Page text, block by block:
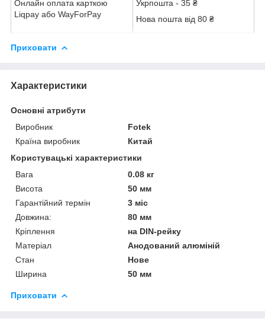
Онлайн оплата карткою
Liqpay або WayForPay
Укрпошта - 35 ₴
Нова пошта від 80 ₴
Приховати
Характеристики
Основні атрибути
Виробник
Fotek
Країна виробник
Китай
Користувацькі характеристики
Вага
0.08 кг
Висота
50 мм
Гарантійний термін
3 міс
Довжина:
80 мм
Кріплення
на DIN-рейку
Матеріал
Анодований алюміній
Стан
Нове
Ширина
50 мм
Приховати